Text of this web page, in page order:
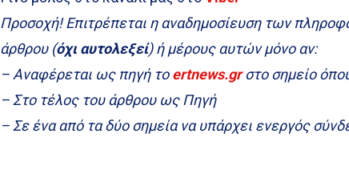
Προσοχή! Επιτρέπεται η αναδημοσίευση των
άρθρου (όχι αυτολεξεί) ή μέρους αυτών μόνο αν:
– Αναφέρεται ως πηγή τοertnews.gr στο σημείο
– Στο τέλος του άρθρου ως Πηγή
– Σε ένα από τα δύο σημεία να υπάρχει ενεργός